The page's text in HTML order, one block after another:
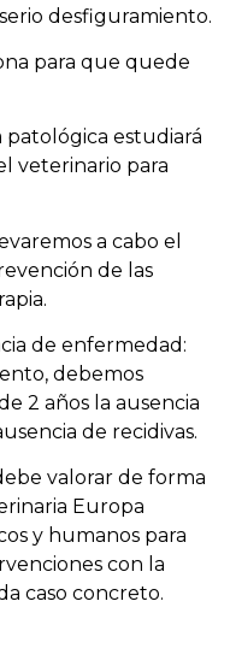
desfiguramiento.
para que quede
patológica estudiará
veterinario para
a cabo el
de las
de enfermedad:
debemos
2 años la ausencia
de recidivas.
valorar de forma
Europa
y humanos para
con la
caso concreto.